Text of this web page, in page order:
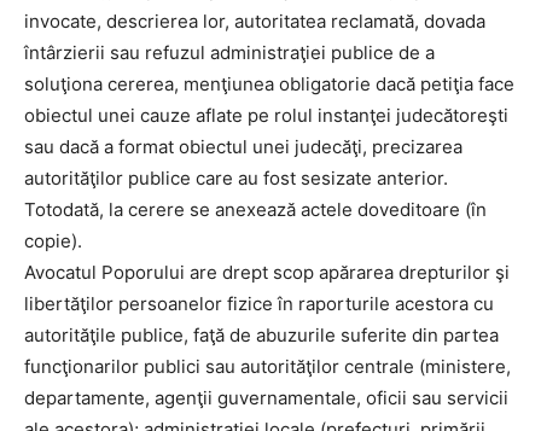
invocate, descrierea lor, autoritatea reclamată, dovada
întârzierii sau refuzul administraţiei publice de a
soluţiona cererea, menţiunea obligatorie dacă petiţia face
obiectul unei cauze aflate pe rolul instanţei judecătoreşti
sau dacă a format obiectul unei judecăţi, precizarea
autorităţilor publice care au fost sesizate anterior.
Totodată, la cerere se anexează actele doveditoare (în
copie).
Avocatul Poporului are drept scop apărarea drepturilor şi
libertăţilor persoanelor fizice în raporturile acestora cu
autorităţile publice, faţă de abuzurile suferite din partea
funcţionarilor publici sau autorităţilor centrale (ministere,
departamente, agenţii guvernamentale, oficii sau servicii